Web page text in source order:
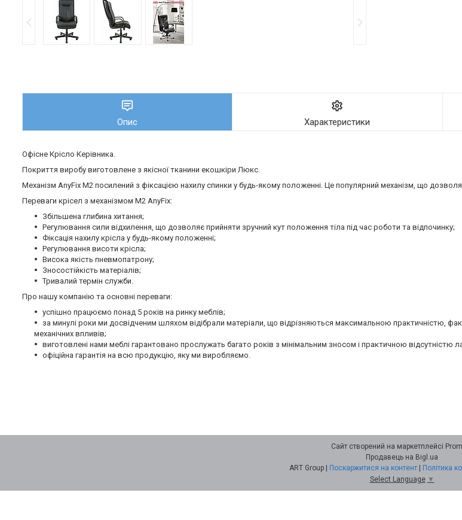
Опис Характеристики
Офісне Крісло Керівника.
Покриття виробу виготовлене з якісної тканини екошкіри Люкс.
Механізм AnyFix М2 посилений з фіксацією нахилу спинки у будь-якому положенні. Це популярний механізм, що
Переваги крісел з механізмом M2 AnyFix:
Збільшена глибина хитання;
Регулювання сили відхилення, що дозволяє прийняти зручний кут положення тіла під час роботи та відпочинку;
Фіксація нахилу крісла у будь-якому положенні;
Регулювання висоти крісла;
Висока якість пневмопатрону;
Зносостійкість матеріалів;
Тривалий термін служби.
Про нашу компанію та основні переваги:
успішно працюємо понад 5 років на ринку меблів;
за минулі роки ми досвідченим шляхом відібрали матеріали, що відрізняються максимальною практичністю,
механічних впливів;
виготовлені нами меблі гарантовано прослужать багато років з мінімальним зносом і практичною відсутністю
офіційна гарантія на всю продукцію, яку ми виробляємо.
Сайт створений на маркетплейсі
Продавець на Bigl.ua
Поскаржитися на контент
Політика
Select Language ▼